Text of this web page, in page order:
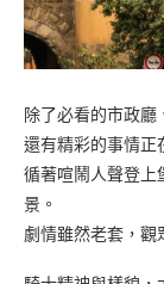
除了必看的市政廳
還有精彩的事情正
循著喧鬧人聲登上
景。
劇情雖然老套，觀